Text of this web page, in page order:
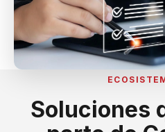
Soluciones